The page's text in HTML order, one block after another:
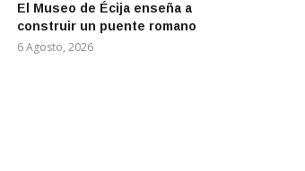
El Museo de Écija enseña a
construir un puente romano
6 Agosto, 2026